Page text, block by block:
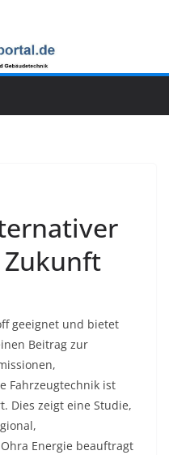
geeignet und bietet
Beitrag zur
Fahrzeugtechnik ist
Dies zeigt eine Studie,
Energie beauftragt